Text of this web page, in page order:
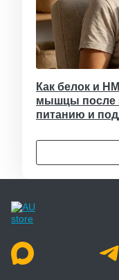
Как белок и
мышцы после
питанию и